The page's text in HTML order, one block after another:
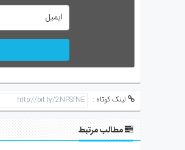
لینک کوتاه :
مطالب مرتبط